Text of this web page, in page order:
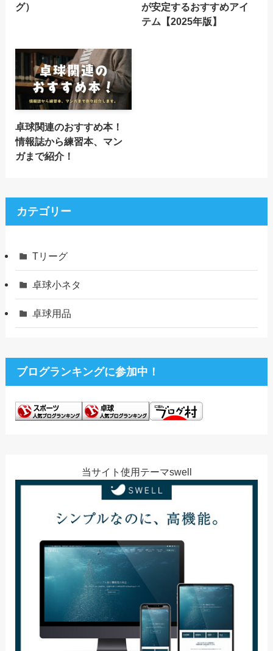
グ）
が安定するおすすめアイ
テム【2025年版】
卓球関連のおすすめ本！
情報誌から練習本、マン
ガまで紹介！
カテゴリー
Tリーグ
卓球小ネタ
卓球用品
ブログランキングに参加中！
当サイト使用テーマswell